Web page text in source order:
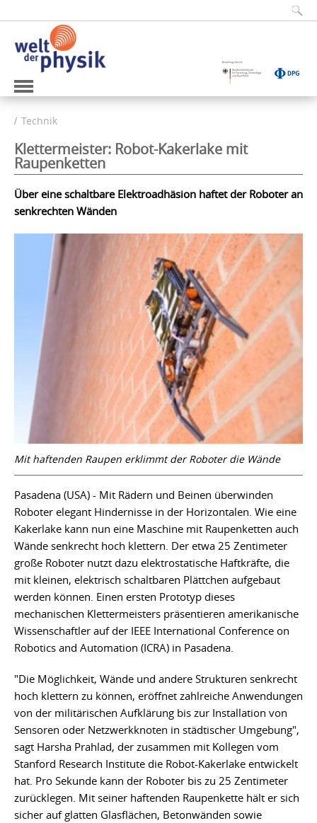
Technik
Klettermeister: Robot-Kakerlake mit
Raupenketten
Über eine schaltbare Elektroadhäsion haftet der Roboter an
senkrechten Wänden
Mit haftenden Raupen erklimmt der Roboter die Wände
Pasadena (USA) - Mit Rädern und Beinen überwinden
Roboter elegant Hindernisse in der Horizontalen. Wie eine
Kakerlake kann nun eine Maschine mit Raupenketten auch
Wände senkrecht hoch klettern. Der etwa 25 Zentimeter
große Roboter nutzt dazu elektrostatische Haftkräfte, die
mit kleinen, elektrisch schaltbaren Plättchen aufgebaut
werden können. Einen ersten Prototyp dieses
mechanischen Klettermeisters präsentieren amerikanische
Wissenschaftler auf der IEEE International Conference on
Robotics and Automation (ICRA) in Pasadena.
"Die Möglichkeit, Wände und andere Strukturen senkrecht
hoch klettern zu können, eröffnet zahlreiche Anwendungen
von der militärischen Aufklärung bis zur Installation von
Sensoren oder Netzwerkknoten in städtischer Umgebung",
sagt Harsha Prahlad, der zusammen mit Kollegen vom
Stanford Research Institute die Robot-Kakerlake entwickelt
hat. Pro Sekunde kann der Roboter bis zu 25 Zentimeter
zurücklegen. Mit seiner haftenden Raupenkette hält er sich
sicher auf glatten Glasflächen, Betonwänden sowie